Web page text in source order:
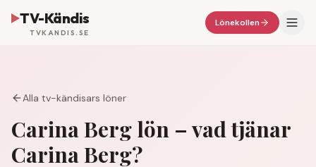
TV-Kändis
TVKANDIS.SE
Lönekollen
Alla tv-kändisars löner
Carina Berg lön – vad tjänar
Carina Berg?